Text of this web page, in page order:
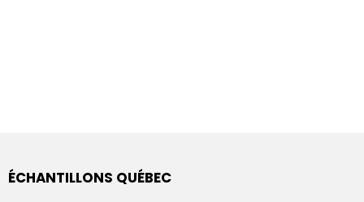
ÉCHANTILLONS QUÉBEC